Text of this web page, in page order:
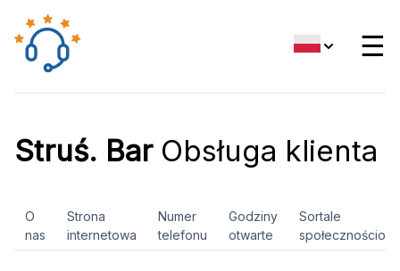
☰
Struś. BarObsługa klienta
O
nas
Strona
internetowa
Numer
telefonu
Godziny
otwarte
Sortale